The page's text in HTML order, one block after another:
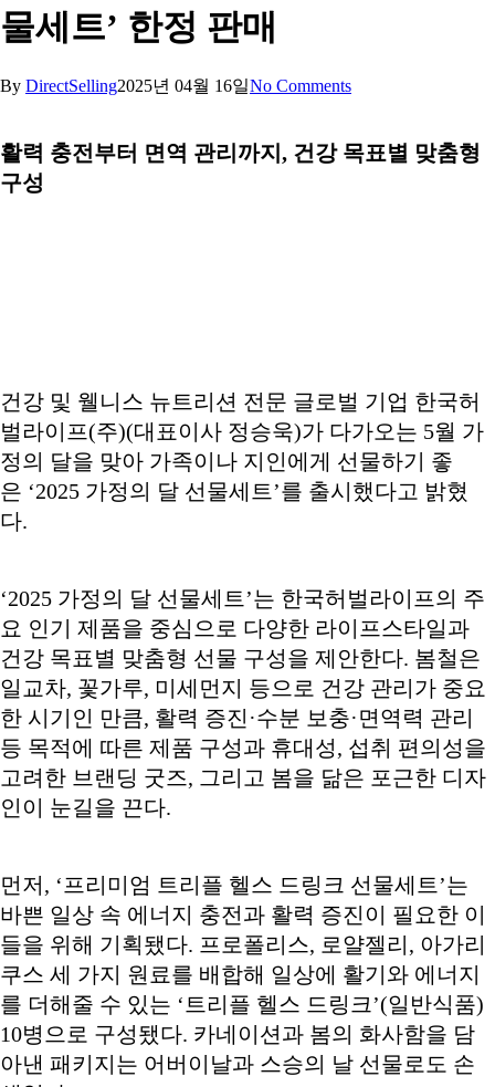
물세트’ 한정 판매
By DirectSelling2025년 04월 16일No Comments
활력 충전부터 면역 관리까지, 건강 목표별 맞춤형
구성
건강 및 웰니스 뉴트리션 전문 글로벌 기업 한국허
벌라이프(주)(대표이사 정승욱)가 다가오는 5월 가
정의 달을 맞아 가족이나 지인에게 선물하기 좋
은 ‘2025 가정의 달 선물세트’를 출시했다고 밝혔
다.
‘2025 가정의 달 선물세트’는 한국허벌라이프의 주
요 인기 제품을 중심으로 다양한 라이프스타일과
건강 목표별 맞춤형 선물 구성을 제안한다. 봄철은
일교차, 꽃가루, 미세먼지 등으로 건강 관리가 중요
한 시기인 만큼, 활력 증진·수분 보충·면역력 관리
등 목적에 따른 제품 구성과 휴대성, 섭취 편의성을
고려한 브랜딩 굿즈, 그리고 봄을 닮은 포근한 디자
인이 눈길을 끈다.
먼저, ‘프리미엄 트리플 헬스 드링크 선물세트’는
바쁜 일상 속 에너지 충전과 활력 증진이 필요한 이
들을 위해 기획됐다. 프로폴리스, 로얄젤리, 아가리
쿠스 세 가지 원료를 배합해 일상에 활기와 에너지
를 더해줄 수 있는 ‘트리플 헬스 드링크’(일반식품)
10병으로 구성됐다. 카네이션과 봄의 화사함을 담
아낸 패키지는 어버이날과 스승의 날 선물로도 손